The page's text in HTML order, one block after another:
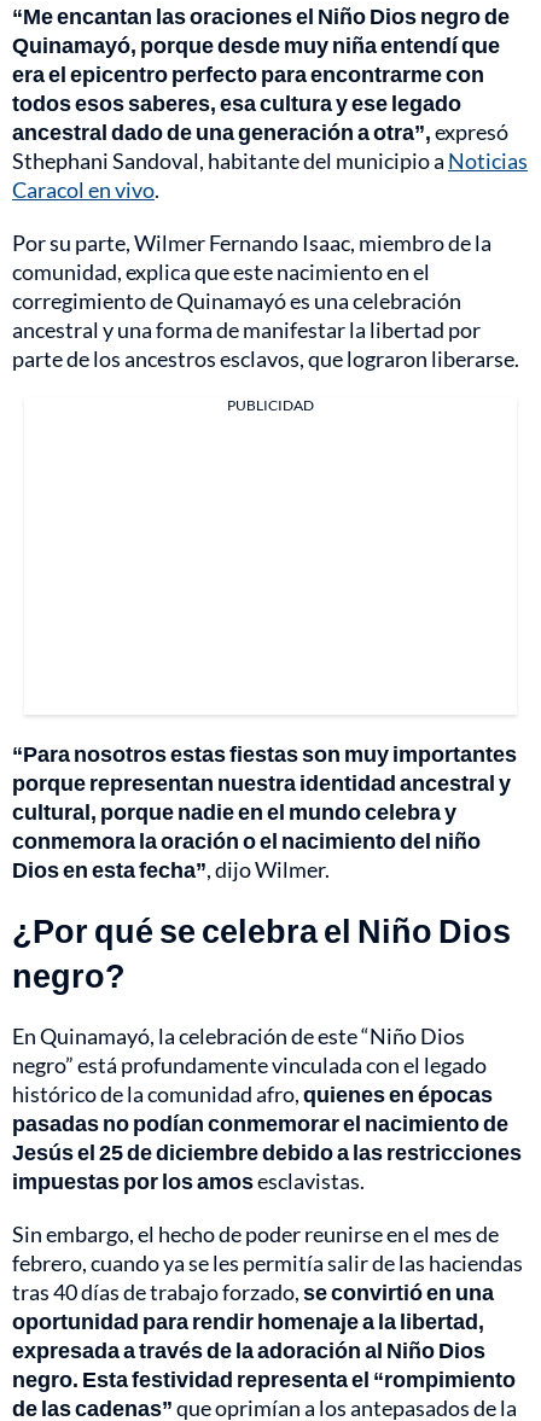
“Me encantan las oraciones el Niño Dios negro de
Quinamayó, porque desde muy niña entendí que
era el epicentro perfecto para encontrarme con
todos esos saberes, esa cultura y ese legado
ancestral dado de una generación a otra”,expresó
Sthephani Sandoval, habitante del municipio a Noticias
Caracol en vivo.
Por su parte, Wilmer Fernando Isaac, miembro de la
comunidad, explica que este nacimiento en el
corregimiento de Quinamayó es una celebración
ancestral y una forma de manifestar la libertad por
parte de los ancestros esclavos, que lograron liberarse.
PUBLICIDAD
“Para nosotros estas fiestas son muy importantes
porque representan nuestra identidad ancestral y
cultural, porque nadie en el mundo celebra y
conmemora la oración o el nacimiento del niño
Dios en esta fecha”, dijo Wilmer.
¿Por qué se celebra el Niño Dios
negro?
En Quinamayó, la celebración de este “Niño Dios
negro” está profundamente vinculada con el legado
histórico de la comunidad afro,quienes en épocas
pasadas no podían conmemorar el nacimiento de
Jesús el 25 de diciembre debido a las restricciones
impuestas por los amosesclavistas.
Sin embargo, el hecho de poder reunirse en el mes de
febrero, cuando ya se les permitía salir de las haciendas
tras 40 días de trabajo forzado,se convirtió en una
oportunidad para rendir homenaje a la libertad,
expresada a través de la adoración al Niño Dios
negro. Esta festividad representa el “rompimiento
de las cadenas”que oprimían a los antepasados de la